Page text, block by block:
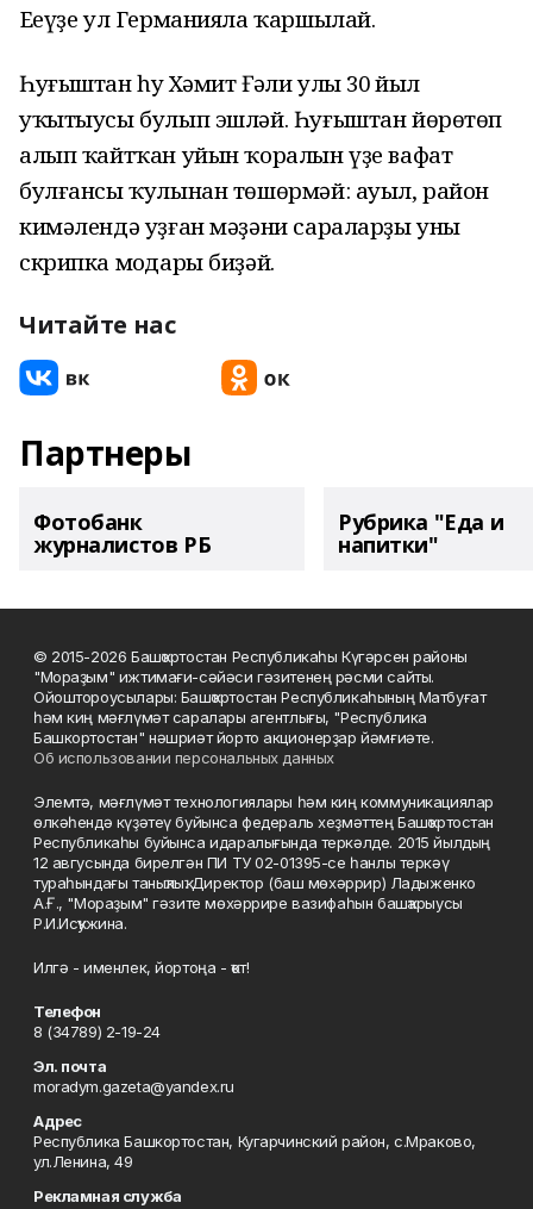
Еңеүҙе ул Германияла ҡаршылай.
Һуғыштан һуң Хәмит Ғәли улы 30 йыл
уҡытыусы булып эшләй. Һуғыштан йөрөтөп
алып ҡайтҡан уйын ҡоралын үҙе вафат
булғансы ҡулынан төшөрмәй: ауыл, район
кимәлендә уҙған мәҙәни сараларҙы уның
скрипка моңдары биҙәй.
Читайте нас
Партнеры
Фотобанк
журналистов РБ
Рубрика "Еда и
напитки"
© 2015-2026 Башҡортостан Республикаһы Күгәрсен районы
"Мораҙым" ижтимағи-сәйәси гәзитенең рәсми сайты.
Ойоштороусылары: Башҡортостан Республикаһының Матбуғат
һәм киң мәғлүмәт саралары агентлығы, "Республика
Башкортостан" нәшриәт йорто акционерҙар йәмғиәте.
Об использовании персональных данных
Элемтә, мәғлүмәт технологиялары һәм киң коммуникациялар
өлкәһендә күҙәтеү буйынса федераль хеҙмәттең Башҡортостан
Республикаһы буйынса идаралығында теркәлде. 2015 йылдың
12 авгусында бирелгән ПИ ТУ 02-01395-се һанлы теркәү
тураһындағы таныҡлыҡ. Директор (баш мөхәррир) Ладыженко
А.Ғ., "Мораҙым" гәзите мөхәррире вазифаһын башҡарыусы
Р.И.Исҡужина.
Илгә - именлек, йортоңа - ҡот!
Телефон
8 (34789) 2-19-24
Эл. почта
moradym.gazeta@yandex.ru
Адрес
Республика Башкортостан, Кугарчинский район, с.Мраково,
ул.Ленина, 49
Рекламная служба